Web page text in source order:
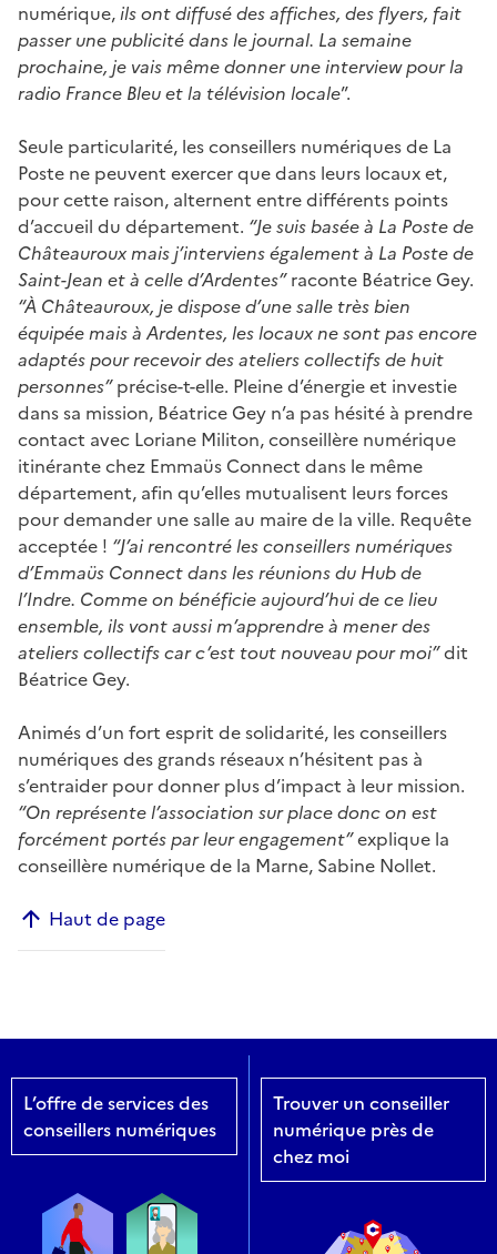
numérique,ils ont diffusé des affiches, des flyers, fait
passer une publicité dans le journal. La semaine
prochaine, je vais même donner une interview pour la
radio France Bleu et la télévision locale”.
Seule particularité, les conseillers numériques de La
Poste ne peuvent exercer que dans leurs locaux et,
pour cette raison, alternent entre différents points
d’accueil du département. “Je suis basée à La Poste de
Châteauroux mais j’interviens également à La Poste de
Saint-Jean et à celle d’Ardentes”raconte Béatrice Gey.
“À Châteauroux, je dispose d’une salle très bien
équipée mais à Ardentes, les locaux ne sont pas encore
adaptés pour recevoir des ateliers collectifs de huit
personnes”précise-t-elle. Pleine d’énergie et investie
dans sa mission, Béatrice Gey n’a pas hésité à prendre
contact avec Loriane Militon, conseillère numérique
itinérante chez Emmaüs Connect dans le même
département, afin qu’elles mutualisent leurs forces
pour demander une salle au maire de la ville. Requête
acceptée ! “J’ai rencontré les conseillers numériques
d’Emmaüs Connect dans les réunions du Hub de
l’Indre. Comme on bénéficie aujourd’hui de ce lieu
ensemble, ils vont aussi m’apprendre à mener des
ateliers collectifs car c’est tout nouveau pour moi”dit
Béatrice Gey.
Animés d’un fort esprit de solidarité, les conseillers
numériques des grands réseaux n’hésitent pas à
s’entraider pour donner plus d’impact à leur mission.
“On représente l’association sur place donc on est
forcément portés par leur engagement”explique la
conseillère numérique de la Marne, Sabine Nollet.
Haut de page
L’offre de services des
conseillers numériques
Trouver un conseiller
numérique près de
chez moi